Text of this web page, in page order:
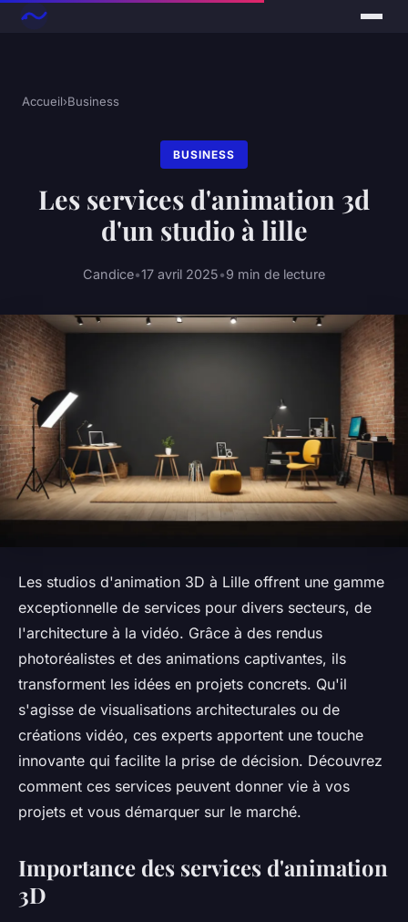
Accueil›Business
BUSINESS
Les services d'animation 3d
d'un studio à lille
Candice•17 avril 2025•9 min de lecture
Les studios d'animation 3D à Lille offrent une gamme
exceptionnelle de services pour divers secteurs, de
l'architecture à la vidéo. Grâce à des rendus
photoréalistes et des animations captivantes, ils
transforment les idées en projets concrets. Qu'il
s'agisse de visualisations architecturales ou de
créations vidéo, ces experts apportent une touche
innovante qui facilite la prise de décision. Découvrez
comment ces services peuvent donner vie à vos
projets et vous démarquer sur le marché.
Importance des services d'animation
3D